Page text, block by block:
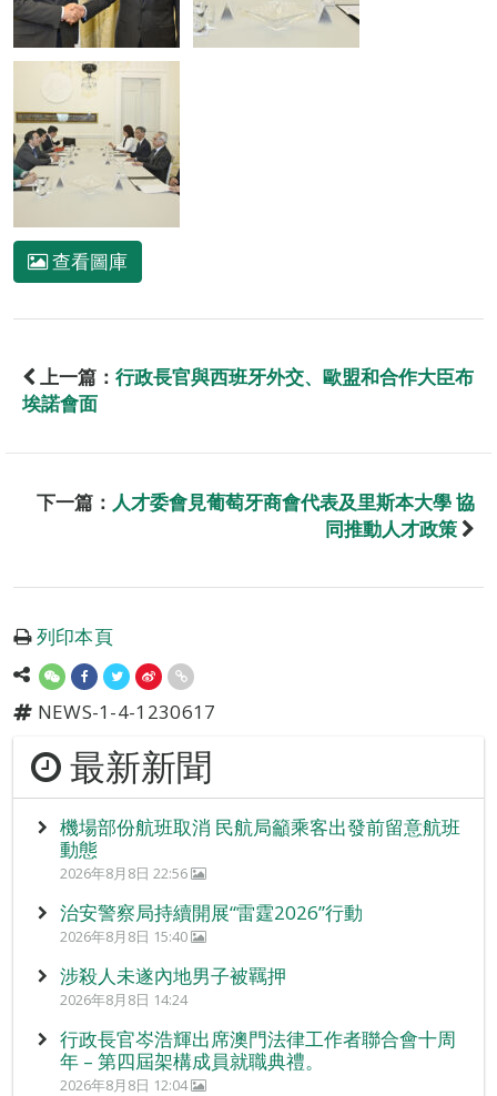
查看圖庫
上一篇： 行政長官與西班牙外交、歐盟和合作大臣布
埃諾會面
下一篇： 人才委會見葡萄牙商會代表及里斯本大學 協
同推動人才政策
列印本頁
NEWS-1-4-1230617
最新新聞
機場部份航班取消 民航局籲乘客出發前留意航班
動態
2026年8月8日 22:56
治安警察局持續開展“雷霆2026”行動
2026年8月8日 15:40
涉殺人未遂內地男子被羈押
2026年8月8日 14:24
行政長官岑浩輝出席澳門法律工作者聯合會十周
年 – 第四屆架構成員就職典禮。
2026年8月8日 12:04